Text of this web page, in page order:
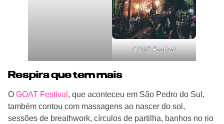
GOAT Festival
Respira que tem mais
O GOAT Festival , que aconteceu em São Pedro do Sul,
também contou com massagens ao nascer do sol,
sessões de breathwork, círculos de partilha, banhos no rio